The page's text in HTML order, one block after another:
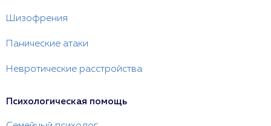
Шизофрения
Панические атаки
Невротические расстройства
Психологическая помощь